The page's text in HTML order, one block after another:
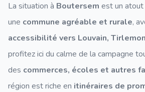
La situation à Boutersem est un
une commune agréable et rurale,
accessibilité vers Louvain,
profitez ici du calme de la campagne
des commerces, écoles et autres
région est riche en itinéraires de